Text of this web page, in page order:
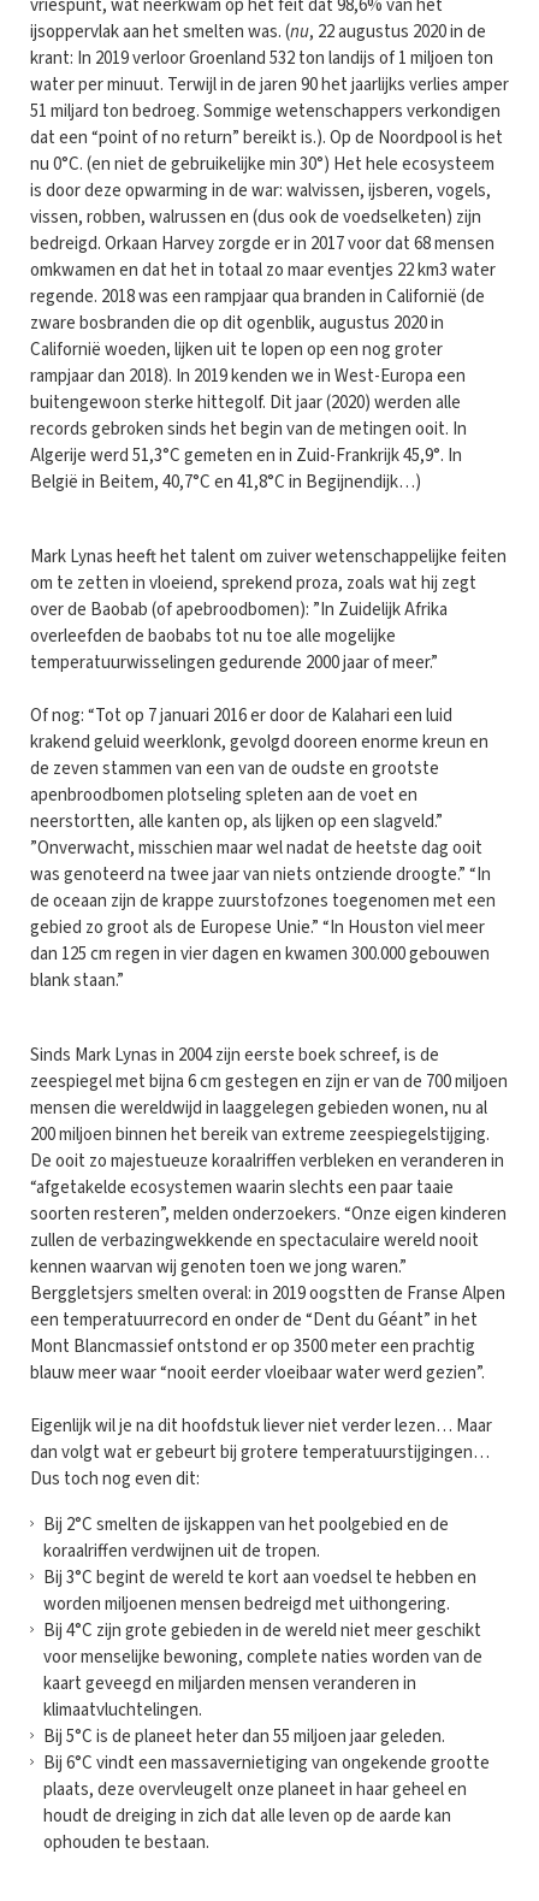
vriespunt, wat neerkwam op het feit dat 98,6% van het
ijsoppervlak aan het smelten was. (nu, 22 augustus 2020 in de
krant: In 2019 verloor Groenland 532 ton landijs of 1 miljoen ton
water per minuut. Terwijl in de jaren 90 het jaarlijks verlies amper
51 miljard ton bedroeg. Sommige wetenschappers verkondigen
dat een “point of no return” bereikt is.). Op de Noordpool is het
nu 0°C. (en niet de gebruikelijke min 30°) Het hele ecosysteem
is door deze opwarming in de war: walvissen, ijsberen, vogels,
vissen, robben, walrussen en (dus ook de voedselketen) zijn
bedreigd. Orkaan Harvey zorgde er in 2017 voor dat 68 mensen
omkwamen en dat het in totaal zo maar eventjes 22 km3 water
regende. 2018 was een rampjaar qua branden in Californië (de
zware bosbranden die op dit ogenblik, augustus 2020 in
Californië woeden, lijken uit te lopen op een nog groter
rampjaar dan 2018). In 2019 kenden we in West-Europa een
buitengewoon sterke hittegolf. Dit jaar (2020) werden alle
records gebroken sinds het begin van de metingen ooit. In
Algerije werd 51,3°C gemeten en in Zuid-Frankrijk 45,9°. In
België in Beitem, 40,7°C en 41,8°C in Begijnendijk…)
Mark Lynas heeft het talent om zuiver wetenschappelijke feiten
om te zetten in vloeiend, sprekend proza, zoals wat hij zegt
over de Baobab (of apebroodbomen): ”In Zuidelijk Afrika
overleefden de baobabs tot nu toe alle mogelijke
temperatuurwisselingen gedurende 2000 jaar of meer.”
Of nog: “Tot op 7 januari 2016 er door de Kalahari een luid
krakend geluid weerklonk, gevolgd dooreen enorme kreun en
de zeven stammen van een van de oudste en grootste
apenbroodbomen plotseling spleten aan de voet en
neerstortten, alle kanten op, als lijken op een slagveld.”
”Onverwacht, misschien maar wel nadat de heetste dag ooit
was genoteerd na twee jaar van niets ontziende droogte.” “In
de oceaan zijn de krappe zuurstofzones toegenomen met een
gebied zo groot als de Europese Unie.” “In Houston viel meer
dan 125 cm regen in vier dagen en kwamen 300.000 gebouwen
blank staan.”
Sinds Mark Lynas in 2004 zijn eerste boek schreef, is de
zeespiegel met bijna 6 cm gestegen en zijn er van de 700 miljoen
mensen die wereldwijd in laaggelegen gebieden wonen, nu al
200 miljoen binnen het bereik van extreme zeespiegelstijging.
De ooit zo majestueuze koraalriffen verbleken en veranderen in
“afgetakelde ecosystemen waarin slechts een paar taaie
soorten resteren”, melden onderzoekers. “Onze eigen kinderen
zullen de verbazingwekkende en spectaculaire wereld nooit
kennen waarvan wij genoten toen we jong waren.”
Berggletsjers smelten overal: in 2019 oogstten de Franse Alpen
een temperatuurrecord en onder de “Dent du Géant” in het
Mont Blancmassief ontstond er op 3500 meter een prachtig
blauw meer waar “nooit eerder vloeibaar water werd gezien”.
Eigenlijk wil je na dit hoofdstuk liever niet verder lezen… Maar
dan volgt wat er gebeurt bij grotere temperatuurstijgingen…
Dus toch nog even dit:
Bij 2°C smelten de ijskappen van het poolgebied en de
koraalriffen verdwijnen uit de tropen.
Bij 3°C begint de wereld te kort aan voedsel te hebben en
worden miljoenen mensen bedreigd met uithongering.
Bij 4°C zijn grote gebieden in de wereld niet meer geschikt
voor menselijke bewoning, complete naties worden van de
kaart geveegd en miljarden mensen veranderen in
klimaatvluchtelingen.
Bij 5°C is de planeet heter dan 55 miljoen jaar geleden.
Bij 6°C vindt een massavernietiging van ongekende grootte
plaats, deze overvleugelt onze planeet in haar geheel en
houdt de dreiging in zich dat alle leven op de aarde kan
ophouden te bestaan.